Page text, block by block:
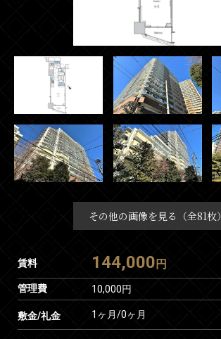
その他の画像を見る（全81枚）
賃料 144,000 円
管理費 10,000円
敷金/礼金 1ヶ月/0ヶ月